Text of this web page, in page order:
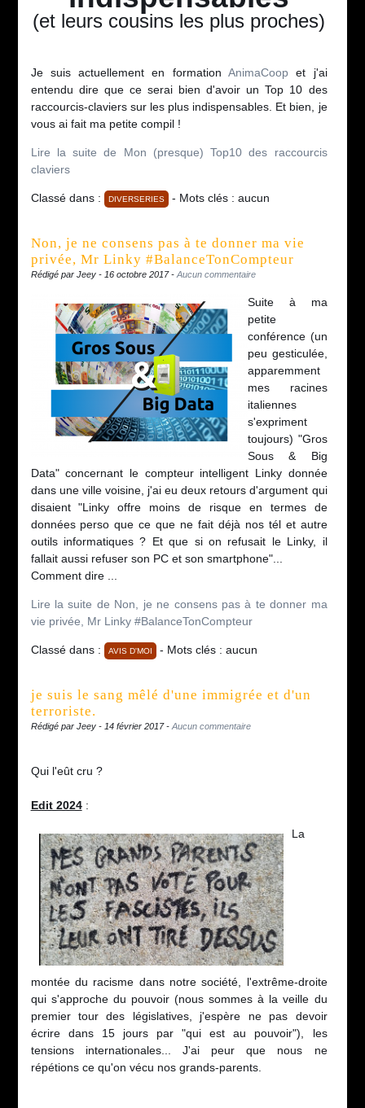
(et leurs cousins les plus proches)
Je suis actuellement en formationAnimaCoop et j'ai
entendu dire que ce serai bien d'avoir un Top 10 des
raccourcis-claviers sur les plus indispensables. Et bien, je
vous ai fait ma petite compil !
Lire la suite de Mon (presque) Top10 des raccourcis
claviers
Classé dans : DIVERSERIES - Mots clés : aucun
Non, je ne consens pas à te donner ma vie
privée, Mr Linky #BalanceTonCompteur
Rédigé par Jeey - 16 octobre 2017 - Aucun commentaire
Suite à ma
petite
conférence (un
peu gesticulée,
apparemment
mes racines
italiennes
s'expriment
toujours) "Gros
Sous & Big
Data" concernant le compteur intelligent Linky donnée
dans une ville voisine, j'ai eu deux retours d'argument qui
disaient "Linky offre moins de risque en termes de
données perso que ce que ne fait déjà nos tél et autre
outils informatiques ? Et que si on refusait le Linky, il
fallait aussi refuser son PC et son smartphone"...
Comment dire ...
Lire la suite de Non, je ne consens pas à te donner ma
vie privée, Mr Linky #BalanceTonCompteur
Classé dans : AVIS D'MOI - Mots clés : aucun
je suis le sang mêlé d'une immigrée et d'un
terroriste.
Rédigé par Jeey - 14 février 2017 - Aucun commentaire
Qui l'eût cru ?
Edit 2024:
La
montée du racisme dans notre société, l'extrême-droite
qui s'approche du pouvoir (nous sommes à la veille du
premier tour des législatives, j'espère ne pas devoir
écrire dans 15 jours par "qui est au pouvoir"), les
tensions internationales... J'ai peur que nous ne
répétions ce qu'on vécu nos grands-parents.